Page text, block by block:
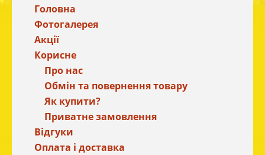
Головна
Фотогалерея
Акції
Корисне
Про нас
Обмін та повернення товару
Як купити?
Приватне замовлення
Відгуки
Оплата і доставка